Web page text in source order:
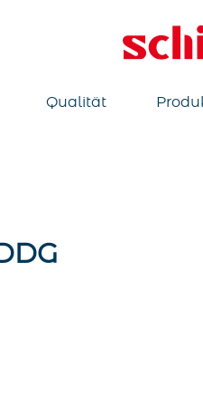
Qualität